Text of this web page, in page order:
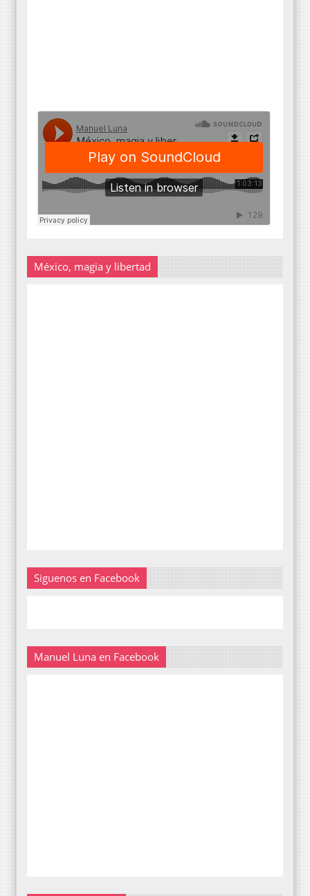
México, magia y libertad
Siguenos en Facebook
Manuel Luna en Facebook